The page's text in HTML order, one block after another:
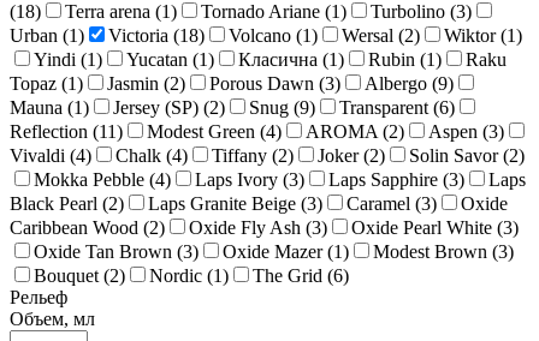
(18) Terra arena (1) Tornado Ariane (1) Turbolino (3)
Urban (1) Victoria (18) Volcano (1) Wersal (2) Wiktor (1)
Yindi (1) Yucatan (1) Класична (1) Rubin (1)
Raku
Topaz (1) Jasmin (2) Porous Dawn (3) Albergo (9)
Mauna (1) Jersey (SP) (2) Snug (9) Transparent (6)
Reflection (11) Modest Green (4) AROMA (2) Aspen (3)
Vivaldi (4) Chalk (4) Tiffany (2) Joker (2) Solin Savor (2)
Mokka Pebble (4) Laps Ivory (3) Laps Sapphire (3)
Laps
Black Pearl (2) Laps Granite Beige (3) Caramel (3)
Oxide
Caribbean Wood (2) Oxide Fly Ash (3) Oxide Pearl White (3)
Oxide Tan Brown (3) Oxide Mazer (1) Modest Brown (3)
Bouquet (2) Nordic (1) The Grid (6)
Рельеф
Объем, мл